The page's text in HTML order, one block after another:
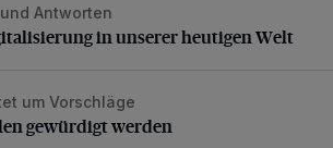
in unserer heutigen Welt
Antworten
in unserer heutigen Welt
gewürdigt werden
um Vorschläge
gewürdigt werden